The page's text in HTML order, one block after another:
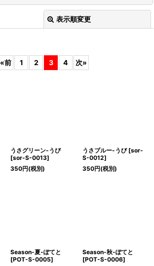
表示順変更
«前 1 2 3 4 次»
うさグリーン-うび
[sor-S-0013]
350円(税別)
うさブルー-うび [sor-
S-0012]
350円(税別)
Season-夏-ぽてと
[POT-S-0005]
Season-秋-ぽてと
[POT-S-0006]